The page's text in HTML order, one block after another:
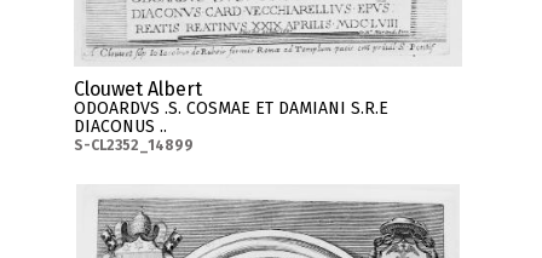
Clouwet Albert
ODOARDVS .S. COSMAE ET DAMIANI S.R.E
DIACONUS ..
S-CL2352_14899